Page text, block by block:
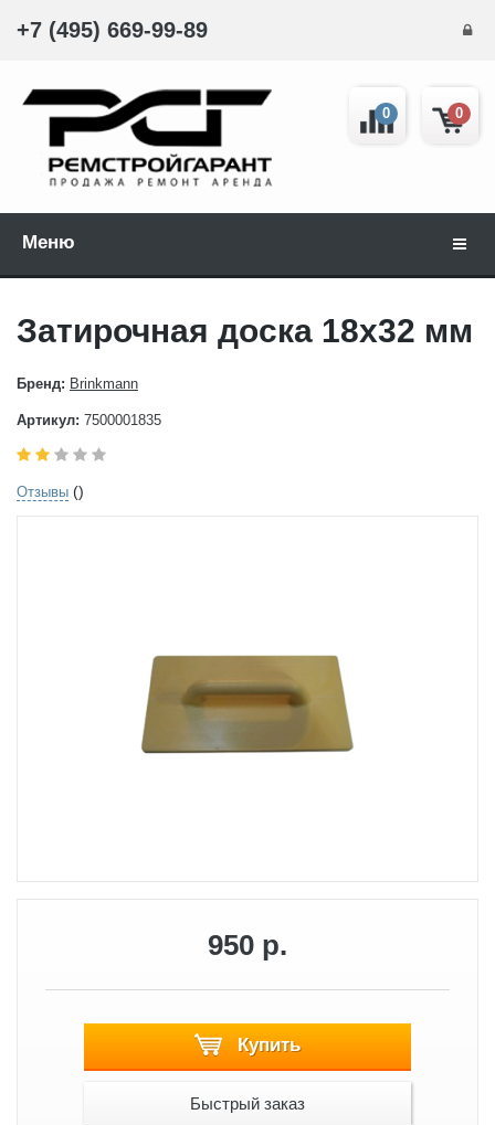
+7 (495) 669-99-89
0
0
Меню
Затирочная доска 18х32 мм
Бренд: Brinkmann
Артикул: 7500001835
Отзывы ()
950 р.
Купить
Быстрый заказ